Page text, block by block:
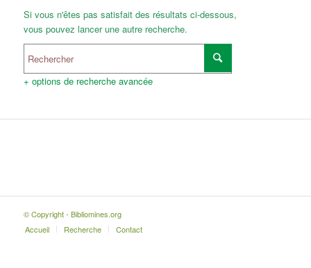
Si vous n'êtes pas satisfait des résultats ci-dessous,
vous pouvez lancer une autre recherche.
+ options de recherche avancée
© Copyright - Bibliomines.org
Accueil
Recherche Contact